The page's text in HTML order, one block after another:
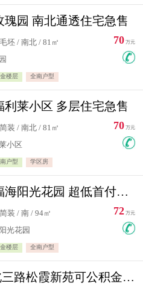
瑰园 南北通透住宅急售
坯 / 南北 / 81㎡
楼层 全南户型
70 万元
利莱小区 多层住宅急售
装 / 南北 / 81㎡
小区
户型 学区房
70 万元
福海路 福海阳光花园 超低首付住宅急售
装 / 南 / 94㎡
光花园
楼层 全南户型
72 万元
松霞路北三路松霞新苑可公积金贷款北小区南北通透住宅急售